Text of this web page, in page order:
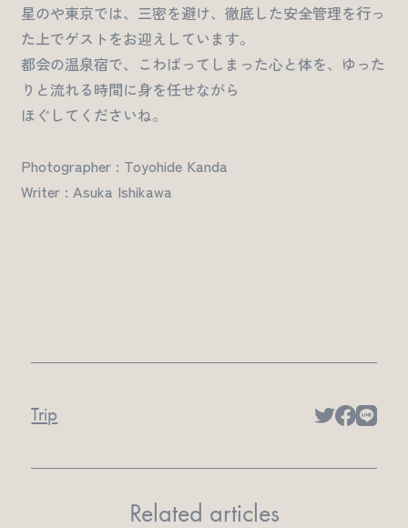
星のや東京では、三密を避け、徹底した安全管理を行っ
た上でゲストをお迎えしています。
都会の温泉宿で、こわばってしまった心と体を、ゆった
りと流れる時間に身を任せながら
ほぐしてくださいね。
Photographer : Toyohide Kanda
Writer : Asuka Ishikawa
Trip
Related articles